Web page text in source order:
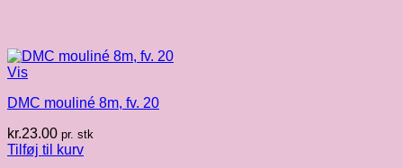
Vis
DMC mouliné 8m, fv. 20
kr.23.00 pr. stk
Tilføj til kurv